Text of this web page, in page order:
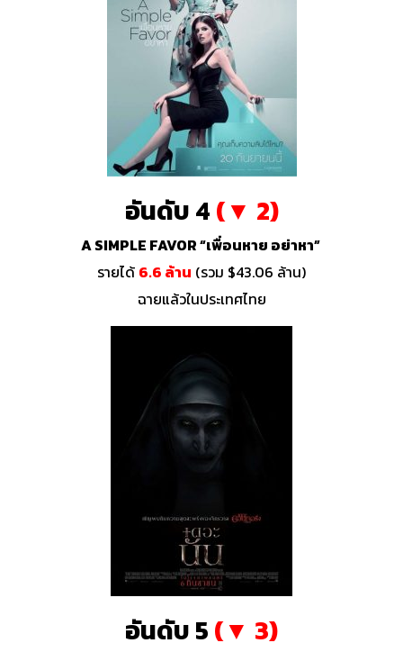
อันดับ 4(▼ 2)
A SIMPLE FAVOR “เพื่อนหาย อย่าหา”
รายได้ 6.6 ล้าน (รวม $43.06 ล้าน)
ฉายแล้วในประเทศไทย
อันดับ 5(▼ 3)